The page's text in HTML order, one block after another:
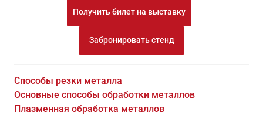
Получить билет на выставку
Забронировать стенд
Способы резки металла
Основные способы обработки металлов
Плазменная обработка металлов